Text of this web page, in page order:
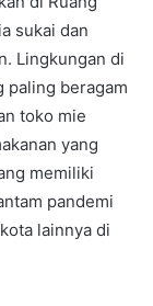
sukai dan
Lingkungan di
paling beragam
toko mie
yang
memiliki
pandemi
lainnya di